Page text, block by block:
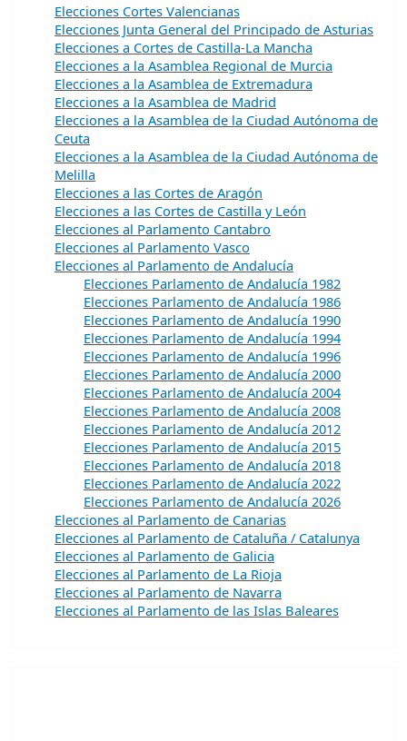
Elecciones Cortes Valencianas
Elecciones Junta General del Principado de Asturias
Elecciones a Cortes de Castilla-La Mancha
Elecciones a la Asamblea Regional de Murcia
Elecciones a la Asamblea de Extremadura
Elecciones a la Asamblea de Madrid
Elecciones a la Asamblea de la Ciudad Autónoma de
Ceuta
Elecciones a la Asamblea de la Ciudad Autónoma de
Melilla
Elecciones a las Cortes de Aragón
Elecciones a las Cortes de Castilla y León
Elecciones al Parlamento Cantabro
Elecciones al Parlamento Vasco
Elecciones al Parlamento de Andalucía
Elecciones Parlamento de Andalucía 1982
Elecciones Parlamento de Andalucía 1986
Elecciones Parlamento de Andalucía 1990
Elecciones Parlamento de Andalucía 1994
Elecciones Parlamento de Andalucía 1996
Elecciones Parlamento de Andalucía 2000
Elecciones Parlamento de Andalucía 2004
Elecciones Parlamento de Andalucía 2008
Elecciones Parlamento de Andalucía 2012
Elecciones Parlamento de Andalucía 2015
Elecciones Parlamento de Andalucía 2018
Elecciones Parlamento de Andalucía 2022
Elecciones Parlamento de Andalucía 2026
Elecciones al Parlamento de Canarias
Elecciones al Parlamento de Cataluña / Catalunya
Elecciones al Parlamento de Galicia
Elecciones al Parlamento de La Rioja
Elecciones al Parlamento de Navarra
Elecciones al Parlamento de las Islas Baleares